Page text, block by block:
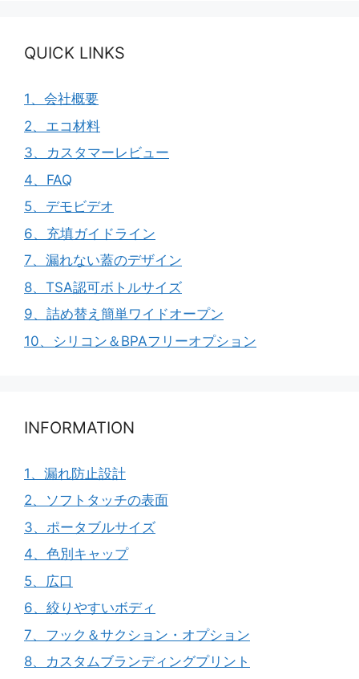
QUICK LINKS
1、会社概要
2、エコ材料
3、カスタマーレビュー
4、FAQ
5、デモビデオ
6、充填ガイドライン
7、漏れない蓋のデザイン
8、TSA認可ボトルサイズ
9、詰め替え簡単ワイドオープン
10、シリコン＆BPAフリーオプション
INFORMATION
1、漏れ防止設計
2、ソフトタッチの表面
3、ポータブルサイズ
4、色別キャップ
5、広口
6、絞りやすいボディ
7、フック＆サクション・オプション
8、カスタムブランディングプリント